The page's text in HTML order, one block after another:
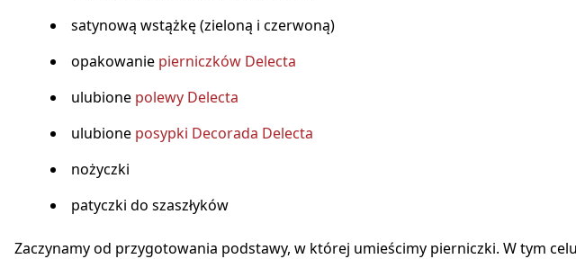
satynową wstążkę (zieloną i czerwoną)
opakowanie pierniczków Delecta
ulubione polewy Delecta
ulubione posypki Decorada Delecta
nożyczki
patyczki do szaszłyków
Zaczynamy od przygotowania podstawy, w której umieścimy pierniczki. W tym